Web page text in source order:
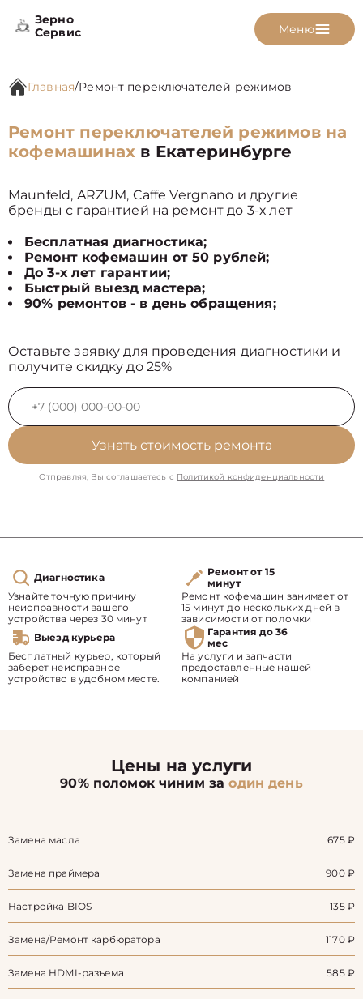
Зерно
Сервис
Меню
Главная/Ремонт переключателей режимов
Ремонт переключателей режимов на
кофемашинах в Екатеринбурге
Maunfeld, ARZUM, Caffe Vergnano и другие
бренды с гарантией на ремонт до 3-х лет
Бесплатная диагностика;
Ремонт кофемашин от 50 рублей;
До 3-х лет гарантии;
Быстрый выезд мастера;
90% ремонтов - в день обращения;
Оставьте заявку для проведения диагностики и
получите скидку до 25%
Узнать стоимость ремонта
Отправляя, Вы соглашаетесь с Политикой конфиденциальности
Диагностика
Узнайте точную причину
неисправности вашего
устройства через 30 минут
Ремонт от 15
минут
Ремонт кофемашин занимает от
15 минут до нескольких дней в
зависимости от поломки
Выезд курьера
Бесплатный курьер, который
заберет неисправное
устройство в удобном месте.
Гарантия до 36
мес
На услуги и запчасти
предоставленные нашей
компанией
Цены на услуги
90% поломок чиним заодин день
Замена масла 675 ₽
Замена праймера 900 ₽
Настройка BIOS 135 ₽
Замена/Pемонт карбюратора 1170 ₽
Замена HDMI-разъема 585 ₽